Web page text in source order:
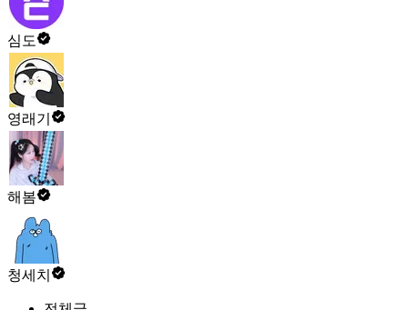
심도
영래기
해봄
청세치